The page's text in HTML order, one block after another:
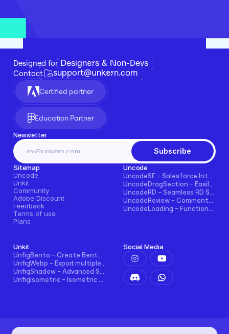
Designed for Designers & Non-Devs
Contact support@unkern.com
Certified partner
Education Partner
Newsletter
Subscribe
Sitemap
Uncode
Unkit
Community
Adobe Discount
Feedback
Terms of use
Plans
Uncode
Unkit
Social Media